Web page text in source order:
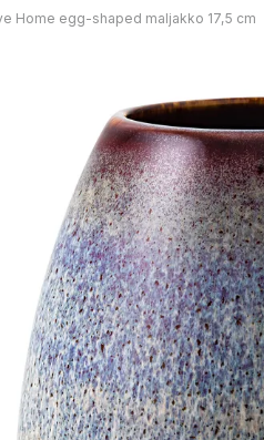
Home egg-shaped maljakko 17,5 cm